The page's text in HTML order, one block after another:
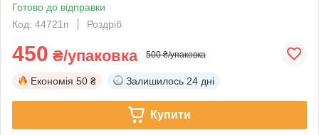
Готово до відправки
Код: 44721п
Роздріб
450 ₴/упаковка 500 ₴/упаковка
Економія 50 ₴ Залишилось 24 дні
Купити